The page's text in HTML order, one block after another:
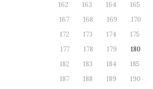
162
163 164 165
167
168 169 170
172
173 174 175
177
178 179 180
182
183 184 185
187
188 189 190